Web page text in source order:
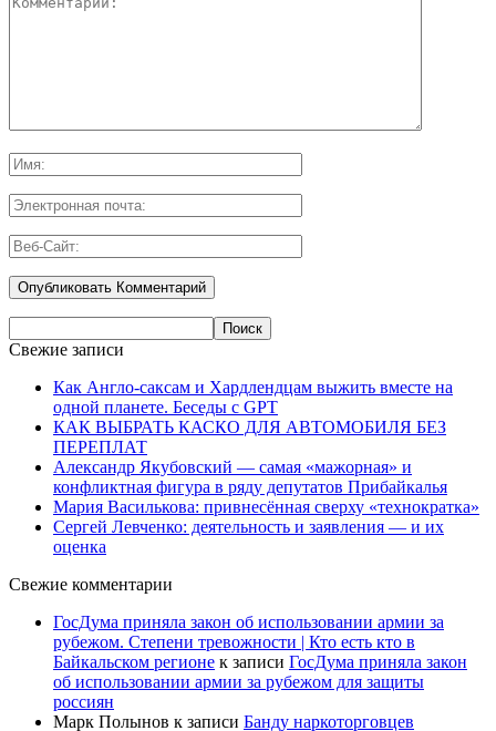
Свежие записи
Как Англо-саксам и Хардлендцам выжить вместе на
одной планете. Беседы с GPT
КАК ВЫБРАТЬ КАСКО ДЛЯ АВТОМОБИЛЯ БЕЗ
ПЕРЕПЛАТ
Александр Якубовский — самая «мажорная» и
конфликтная фигура в ряду депутатов Прибайкалья
Мария Василькова: привнесённая сверху «технократка»
Сергей Левченко: деятельность и заявления — и их
оценка
Свежие комментарии
ГосДума приняла закон об использовании армии за
рубежом. Степени тревожности | Кто есть кто в
Байкальском регионе к записи ГосДума приняла закон
об использовании армии за рубежом для защиты
россиян
Марк Полынов к записи Банду наркоторговцев